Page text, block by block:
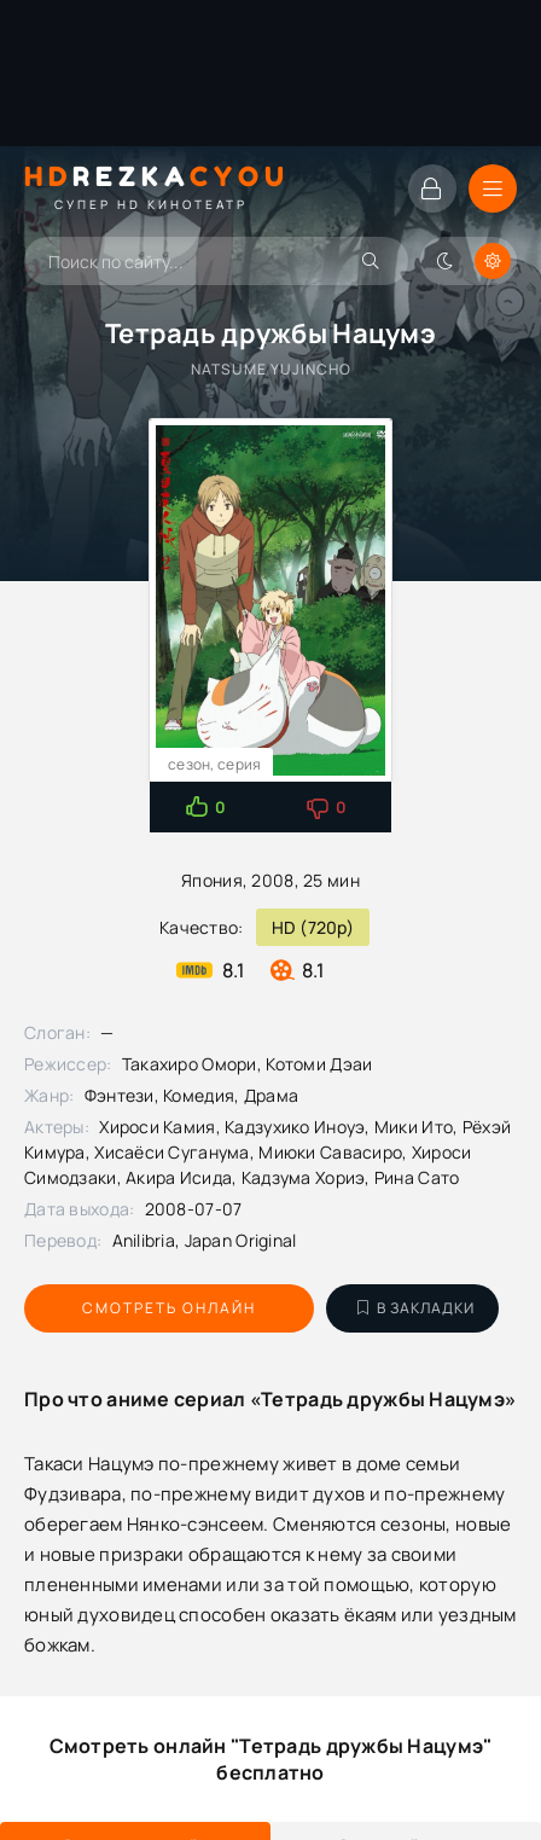
HDREZKACYOU
СУПЕР HD КИНОТЕАТР
Тетрадь дружбы Нацумэ
NATSUME YUJINCHO
Япония, 2008, 25 мин
Качество: HD (720p)
8.1 8.1
сезон, серия
0 0
СМОТРЕТЬ ОНЛАЙН В ЗАКЛАДКИ
Слоган: —
Режиссер: Такахиро Омори, Котоми Дэаи
Жанр: Фэнтези, Комедия, Драма
Актеры: Хироси Камия, Кадзухико Иноуэ, Мики Ито, Рёхэй
Кимура, Хисаёси Суганума, Миюки Савасиро, Хироси
Симодзаки, Акира Исида, Кадзума Хориэ, Рина Сато
Дата выхода: 2008-07-07
Перевод: Anilibria, Japan Original
Про что аниме сериал «Тетрадь дружбы Нацумэ»
Такаси Нацумэ по-прежнему живет в доме семьи
Фудзивара, по-прежнему видит духов и по-прежнему
оберегаем Нянко-сэнсеем. Сменяются сезоны, новые
и новые призраки обращаются к нему за своими
плененными именами или за той помощью, которую
юный духовидец способен оказать ёкаям или уездным
божкам.
Смотреть онлайн "Тетрадь дружбы Нацумэ"
бесплатно